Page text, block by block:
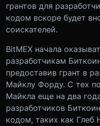
грантов для
кодом вскоре будет
соискателей.
BitMEX начала
разработчикам
предоставив грант в
Майклу Форду. С тех
Майкла еще на два
разработчиков
кодом, таких как Глеб